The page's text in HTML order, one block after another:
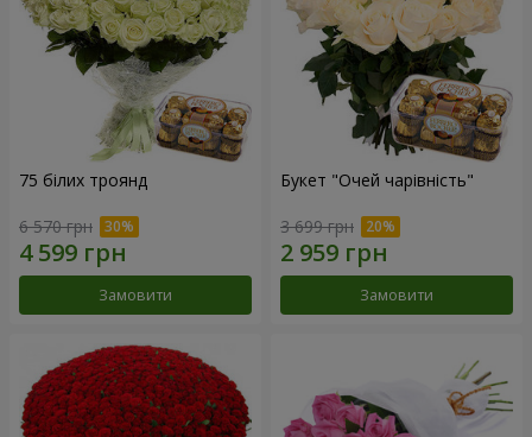
75 білих троянд
6 570 грн
Замовити
Букет "Очей чарівність"
3 699 грн
Замовити